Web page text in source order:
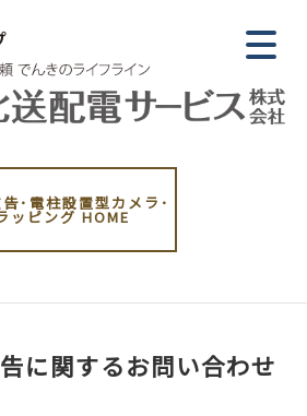
･電柱設置型カメラ･
ッピングHOME
に関するお問い合わせ